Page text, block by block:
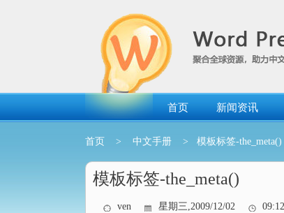
首页 新闻资讯
首页 > 中文手册 > 模板标签-the_meta()
模板标签-the_meta()
ven 星期三,2009/12/02 09:12